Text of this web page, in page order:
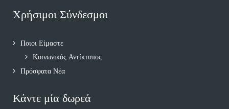
Χρήσιμοι Σύνδεσμοι
Ποιοι Είμαστε
Κοινωνικός Αντίκτυπος